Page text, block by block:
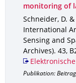
monitoring of
Schneider, D. &
International
Sensing and
Archives). 43,
Publikation: